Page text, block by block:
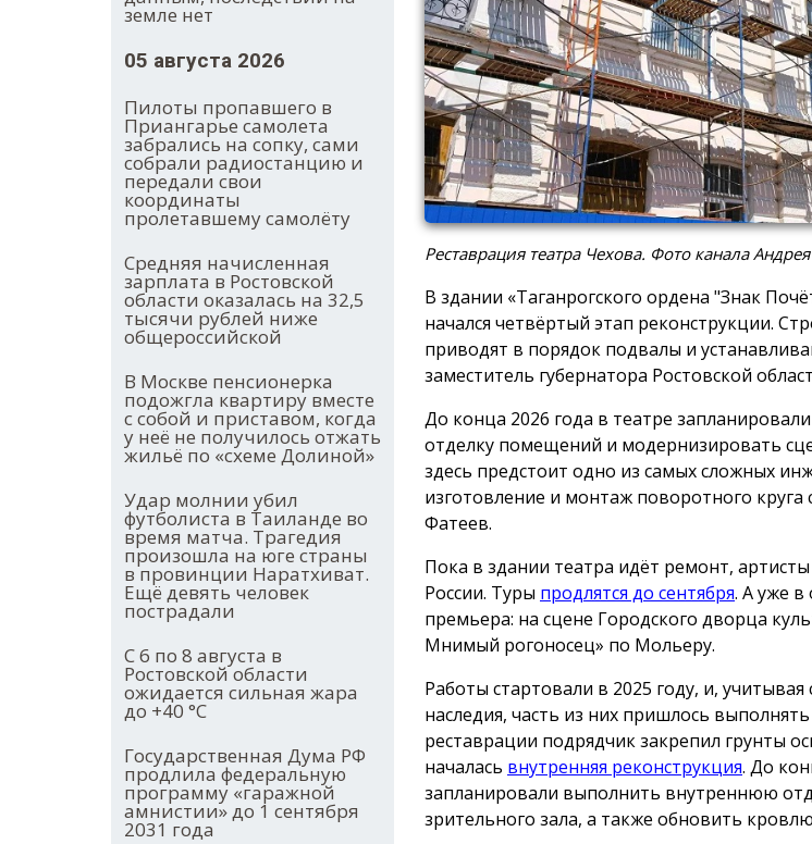
земле нет
05 августа 2026
Пилоты пропавшего в
Приангарье самолета
забрались на сопку, сами
собрали радиостанцию и
передали свои
координаты
пролетавшему самолёту
Средняя начисленная
зарплата в Ростовской
области оказалась на 32,5
тысячи рублей ниже
общероссийской
В Москве пенсионерка
подожгла квартиру вместе
с собой и приставом, когда
у неё не получилось отжать
жильё по «схеме Долиной»
Удар молнии убил
футболиста в Таиланде во
время матча. Трагедия
произошла на юге страны
в провинции Наратхиват.
Ещё девять человек
пострадали
С 6 по 8 августа в
Ростовской области
ожидается сильная жара
до +40 °С
Государственная Дума РФ
продлила федеральную
программу «гаражной
амнистии» до 1 сентября
2031 года
Реставрация театра Чехова. Фото канала
В здании «Таганрогского ордена "Знак
начался четвёртый этап реконструкции.
приводят в порядок подвалы и
заместитель губернатора Ростовской
До конца 2026 года в театре
отделку помещений и модернизировать
здесь предстоит одно из самых сложных
изготовление и монтаж поворотного круга
Фатеев.
Пока в здании театра идёт ремонт, артисты
России. Туры продлятся до сентября. А уже в
премьера: на сцене Городского дворца
Мнимый рогоносец» по Мольеру.
Работы стартовали в 2025 году, и, учитывая
наследия, часть из них пришлось
реставрации подрядчик закрепил грунты
началась внутренняя реконструкция. До
запланировали выполнить внутреннюю
зрительного зала, а также обновить